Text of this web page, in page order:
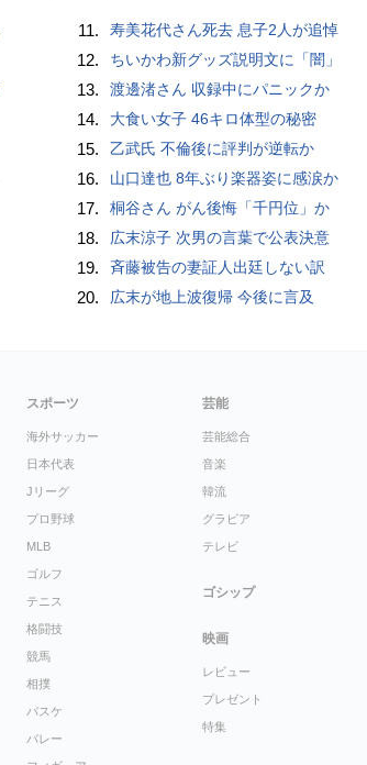
11. 寿美花代さん死去 息子2人が追悼
12. ちいかわ新グッズ説明文に「闇」
13. 渡邊渚さん 収録中にパニックか
14. 大食い女子 46キロ体型の秘密
15. 乙武氏 不倫後に評判が逆転か
16. 山口達也 8年ぶり楽器姿に感涙か
17. 桐谷さん がん後悔「千円位」か
18. 広末涼子 次男の言葉で公表決意
19. 斉藤被告の妻証人出廷しない訳
20. 広末が地上波復帰 今後に言及
スポーツ
海外サッカー
日本代表
Jリーグ
プロ野球
MLB
ゴルフ
テニス
格闘技
競馬
相撲
バスケ
バレー
芸能
芸能総合
音楽
韓流
グラビア
テレビ
ゴシップ
映画
レビュー
プレゼント
特集